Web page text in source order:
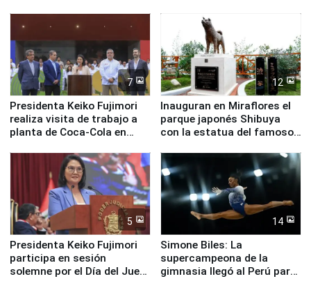
7
Presidenta Keiko Fujimori
realiza visita de trabajo a
planta de Coca-Cola en
12
Inauguran en Miraflores el
parque japonés Shibuya
con la estatua del famoso
5
Presidenta Keiko Fujimori
participa en sesión
solemne por el Día del Juez
14
Simone Biles: La
supercampeona de la
gimnasia llegó al Perú para